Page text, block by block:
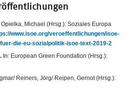
Opielka, Michael (Hrsg.): Soziales Europa
www.isoe.org/veroeffentlichungen/isoe-
die-eu-sozialpolitik-isoe-text-2019-2
In: European Green Foundation (Hrsg.):
Reiners, Jörg/ Reipen, Gernot (Hrsg.):